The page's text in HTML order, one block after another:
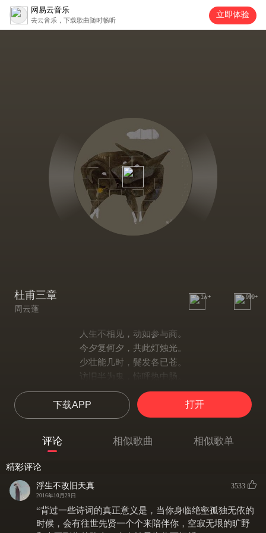
网易云音乐
去云音乐，下载歌曲随时畅听
立即体验
杜甫三章
周云蓬
1w+ 999+
人生不相见，动如参与商。
今夕复何夕，共此灯烛光。
少壮能几时，鬓发各已苍。
访旧半为鬼，惊呼热中肠。
焉知二十载，重上君子堂。
昔别君未婚，儿女忽成行。
怡然敬父执，问我来何方。
夜雨剪春韭，新炊间黄粱。
明日隔山岳，世事两茫茫。
明日隔山岳，世事两茫茫。
剑外忽传收蓟北，初闻涕泪满衣裳。
下载APP 打开
评论 相似歌曲 相似歌单
精彩评论
浮生不改旧天真
2016年10月29日
3533
“背过一些诗词的真正意义是，当你身临绝壑孤独无依的
时候，会有往世先贤一个个来陪伴你，空寂无垠的旷野